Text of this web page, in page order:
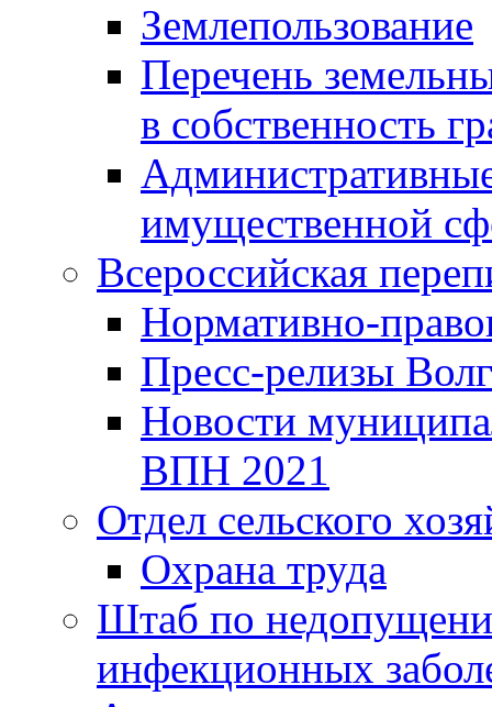
Землепользование
Перечень
в собственность
имущественной
Всероссийская
Нормативно-
Пресс-релизы
Новости
ВПН 2021
Отдел сельского
Охрана труда
Штаб по
инфекционных